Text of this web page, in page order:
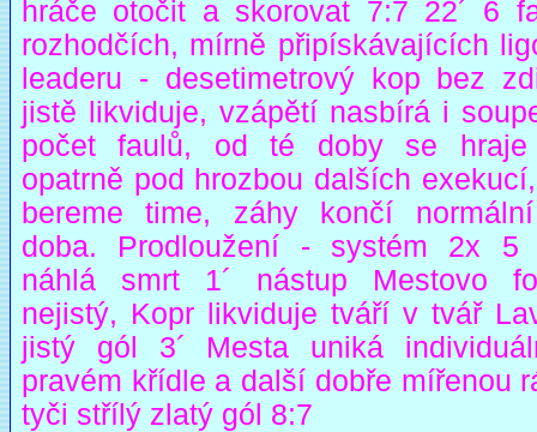
hráče otočit a skorovat 7:7 22´ 6
rozhodčích, mírně připískávajících
leaderu - desetimetrový kop bez
jistě likviduje, vzápětí nasbírá i
počet faulů, od té doby se hraje
opatrně pod hrozbou dalších
bereme time, záhy končí
doba. Prodloužení - systém 2x 5
náhlá smrt 1´ nástup Mestovo
nejistý, Kopr likviduje tváří v tvář
jistý gól 3´ Mesta uniká
pravém křídle a další dobře mířenou
tyči střílý zlatý gól 8:7